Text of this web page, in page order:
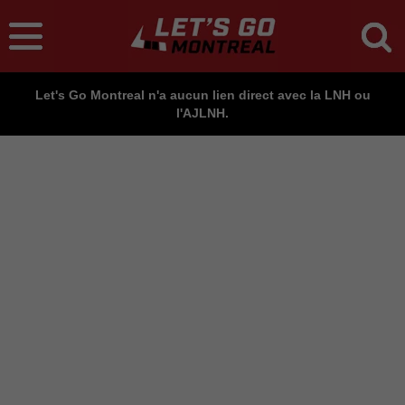
Let's Go Montreal n'a aucun lien direct avec la LNH ou
l'AJLNH.